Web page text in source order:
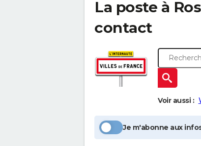
La poste à
contact
Voir aussi :
Je m'abonne aux